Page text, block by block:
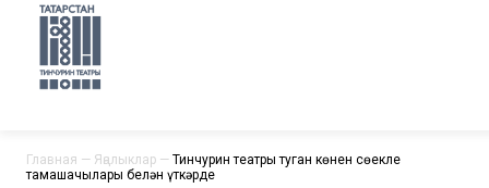
Главная — Яңалыклар — Тинчурин театры туган көнен сөекле
тамашачылары белән үткәрде